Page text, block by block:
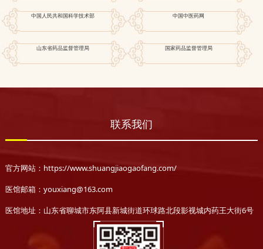
中国人民共和国科学技术部 中国中医药网
山东省药品监督管理局 国家药品监督管理局
联系我们
官方网站：https://www.shuangjiaogaofang.com/
医馆邮箱：youxiang@163.com
医馆地址：山东省聊城市东阿县新城街道环球路北段影视城内药王大街6号